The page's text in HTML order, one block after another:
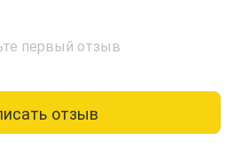
первый отзыв
отзыв